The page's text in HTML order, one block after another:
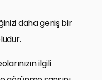
daha geniş bir
ilgili